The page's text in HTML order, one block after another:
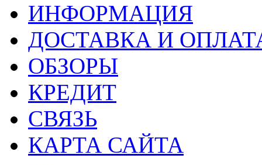
ИНФОРМАЦИЯ
ДОСТАВКА И
ОБЗОРЫ
КРЕДИТ
СВЯЗЬ
КАРТА САЙТА